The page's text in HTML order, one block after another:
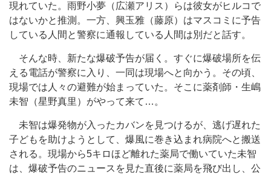
現れていた。雨野小夢（広瀬アリス）らは彼女がヒルコで
はないかと推測。一方、興玉雅（藤原）はマスコミに予告
している人間と警察に通報している人間は別だと話す。
そんな時、新たな爆破予告が届く。すぐに爆破場所を伝
える電話が警察に入り、一同は現場へと向かう。その頃、
現場では人々の避難が始まっていた。そこに薬剤師・生嶋
未智（星野真里）がやって来て…。
未智は爆発物が入ったカバンを見つけるが、逃げ遅れた
子どもを助けようとして、爆風に巻き込まれ病院へと搬送
される。現場から5キロほど離れた薬局で働いていた未智
は、爆破予告のニュースを見た直後に薬局を飛び出し、公